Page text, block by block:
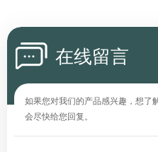
在线留言
如果您对我们的产品感兴趣，想了
会尽快给您回复。